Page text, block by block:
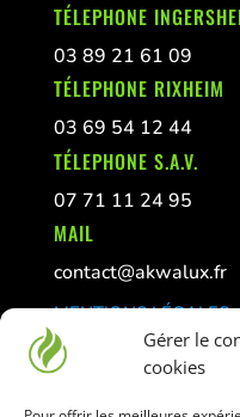
Gérer le
cookies
TÉLEPHONE
03 89 21 61 09
TÉLEPHONE RIXHEIM
03 69 54 12 44
TÉLEPHONE S.A.V.
07 71 11 24 95
MAIL
contact@akwalux.fr
MENTIONS LÉGALES
CONFIDENTIALITÉ
GESTION DES